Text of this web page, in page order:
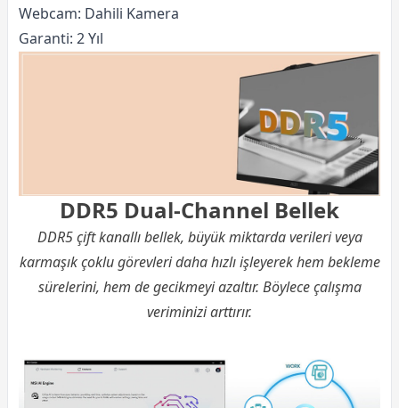
Webcam: Dahili Kamera
Garanti: 2 Yıl
DDR5 Dual-Channel Bellek
DDR5 çift kanallı bellek, büyük miktarda verileri veya
karmaşık çoklu görevleri daha hızlı işleyerek hem bekleme
sürelerini, hem de gecikmeyi azaltır. Böylece çalışma
veriminizi arttırır.